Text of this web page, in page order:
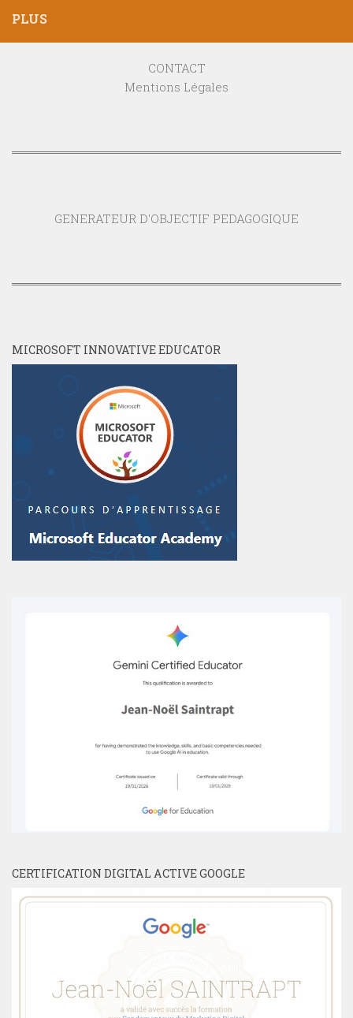
PLUS
CONTACT
Mentions Légales
GENERATEUR D'OBJECTIF PEDAGOGIQUE
MICROSOFT INNOVATIVE EDUCATOR
CERTIFICATION DIGITAL ACTIVE GOOGLE